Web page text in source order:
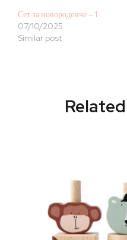
Сет за новороденче – 1
07/10/2025
Similar post